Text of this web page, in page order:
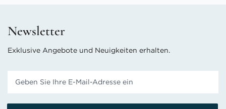
Newsletter
Exklusive Angebote und Neuigkeiten erhalten.